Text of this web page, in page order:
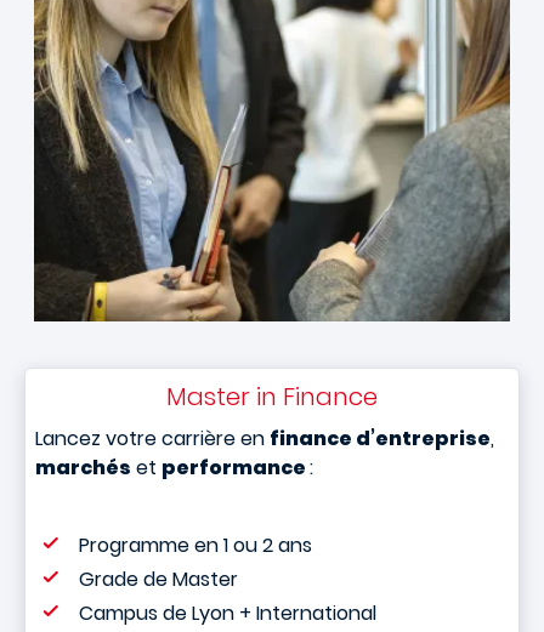
Master in Finance
Lancez votre carrière en finance d’entreprise,
marchés et performance:
Programme en 1 ou 2 ans
Grade de Master
Campus de Lyon + International